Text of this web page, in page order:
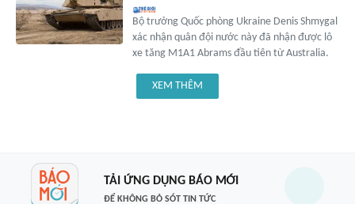
Bộ trưởng Quốc phòng Ukraine Denis Shmygal
xác nhận quân đội nước này đã nhận được lô
xe tăng M1A1 Abrams đầu tiên từ Australia.
XEM THÊM
TẢI ỨNG DỤNG BÁO MỚI
ĐỂ KHÔNG BỎ SÓT TIN TỨC